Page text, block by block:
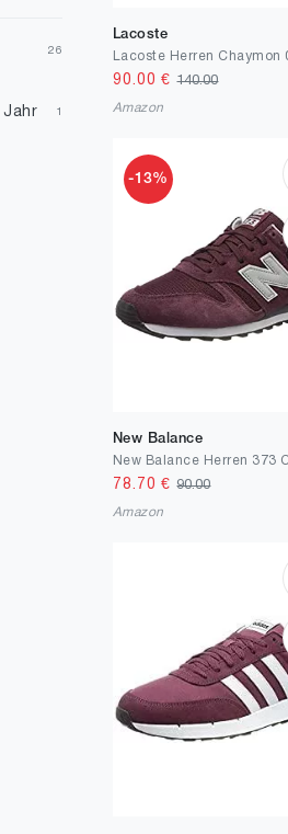
26
Jahr 1
Lacoste
90.00 €140.00
Amazon
-13%
New Balance
78.70 €90.00
Amazon